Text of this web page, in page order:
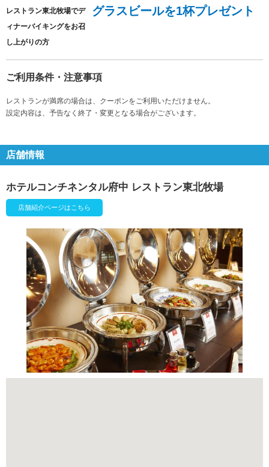
レストラン東北牧場でデ
ィナーバイキングをお召
し上がりの方
グラスビールを1杯プレゼント
ご利用条件・注意事項
レストランが満席の場合は、クーポンをご利用いただけません。
設定内容は、予告なく終了・変更となる場合がございます。
店舗情報
ホテルコンチネンタル府中 レストラン東北牧場
店舗紹介ページはこちら